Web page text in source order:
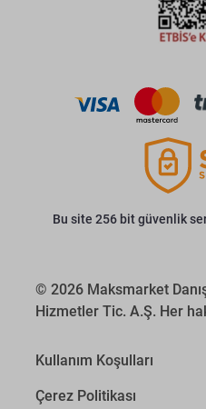
Bu site 256 bit güvenlik
© 2026 Maksmarket
Hizmetler Tic. A.Ş. Her
Kullanım Koşulları
Çerez Politikası